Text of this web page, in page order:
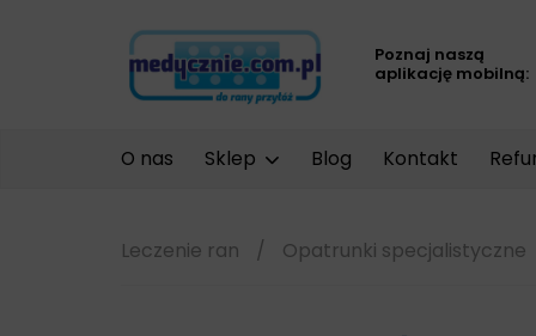
Poznaj naszą
aplikację mobilną:
O nas Sklep Blog Kontakt
Leczenie ran / Opatrunki specjalistyczne